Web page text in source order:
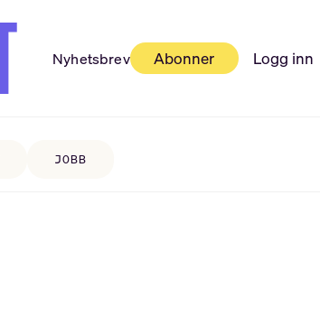
Nyhetsbrev Abonner Logg inn
JOBB